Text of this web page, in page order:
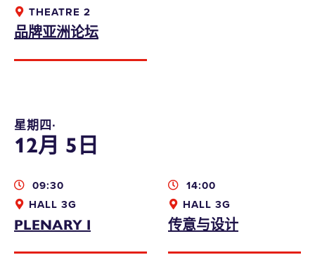
THEATRE 2
品牌亚洲论坛
星期四∙
12月 5日
09:30
HALL 3G
PLENARY I
14:00
HALL 3G
传意与设计